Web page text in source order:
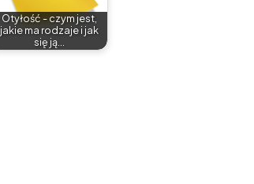
Otyłość - czym jest,
jakie ma rodzaje i jak
się ją…